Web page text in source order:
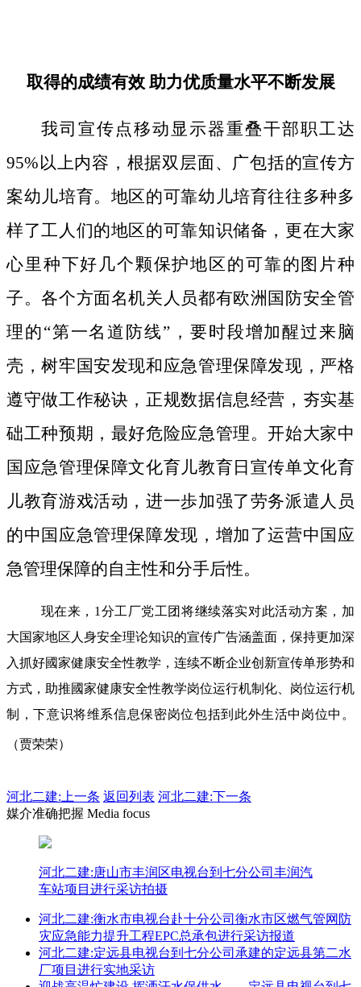
取得的成绩有效 助力优质量水平不断发展
我司宣传点移动显示器重叠干部职工达
95%以上内容，根据双层面、广包括的宣传方
案幼儿培育。地区的可靠幼儿培育往往多种多
样了工人们的地区的可靠知识储备，更在大家
心里种下好几个颗保护地区的可靠的图片种
子。各个方面名机关人员都有欧洲国防安全管
理的“第一名道防线”，要时段增加醒过来脑
壳，树牢国安发现和应急管理保障发现，严格
遵守做工作秘诀，正规数据信息经营，夯实基
础工种预期，最好危险应急管理。开始大家中
国应急管理保障文化育儿教育日宣传单文化育
儿教育游戏活动，进一歩加强了劳务派遣人员
的中国应急管理保障发现，增加了运营中国应
急管理保障的自主性和分手后性。
现在来，1分工厂党工团将继续落实对此活动方案，加
大国家地区人身安全理论知识的宣传广告涵盖面，保持更加深
入抓好國家健康安全性教学，连续不断企业创新宣传单形势和
方式，助推國家健康安全性教学岗位运行机制化、岗位运行机
制，下意识将维系信息保密岗位包括到此外生活中岗位中。
（贾荣荣）
河北二建: 上一条 返回列表 河北二建:下一条
媒介准确把握 Media focus
河北二建:唐山市丰润区电视台到七分公司丰润汽
车站项目进行采访拍摄
河北二建:衡水市电视台赴十分公司衡水市区燃气管网防
灾应急能力提升工程EPC总承包进行采访报道
河北二建:定远县电视台到七分公司承建的定远县第二水
厂项目进行实地采访